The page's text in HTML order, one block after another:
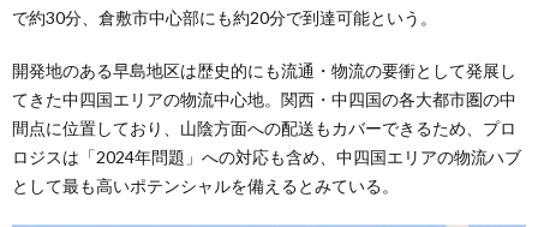
で約30分、倉敷市中心部にも約20分で到達可能という。
開発地のある早島地区は歴史的にも流通・物流の要衝として発展し
てきた中四国エリアの物流中心地。関西・中四国の各大都市圏の中
間点に位置しており、山陰方面への配送もカバーできるため、プロ
ロジスは「2024年問題」への対応も含め、中四国エリアの物流ハブ
として最も高いポテンシャルを備えるとみている。